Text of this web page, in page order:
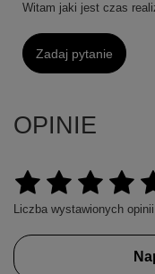
Witam jaki jest czas
Zadaj pytanie
OPINIE
Liczba wystawionych